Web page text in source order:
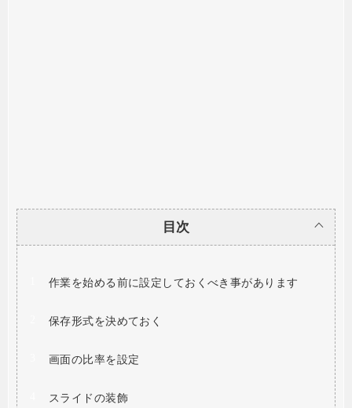
目次
作業を始める前に設定しておくべき事があります
保存形式を決めておく
画面の比率を設定
スライドの装飾